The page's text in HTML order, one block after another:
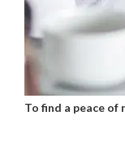
To find a peace